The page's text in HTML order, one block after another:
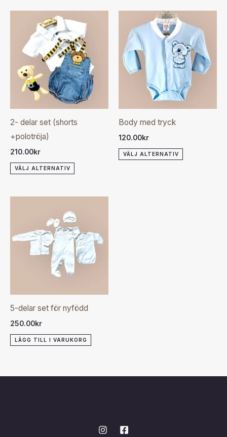
2- delar set (shorts
+polotröja)
210.00kr
VÄLJ ALTERNATIV
produkten
har
flera
varianter.
De
på
Body med tryck
120.00kr
VÄLJ ALTERNATIV
produkten
har
flera
varianter.
De
väljas
5-delar set för nyfödd
250.00kr
LÄGG TILL I VARUKORG